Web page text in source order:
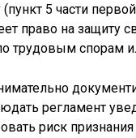
5 части
право на защиту
трудовым спорам
регламент
риск